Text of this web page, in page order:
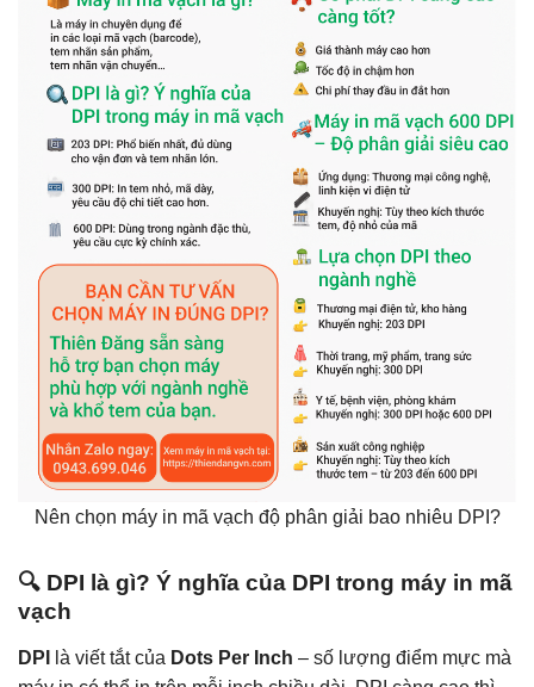
Nên chọn máy in mã vạch độ phân giải bao nhiêu DPI?
🔍 DPI là gì? Ý nghĩa của DPI trong máy in mã
vạch
DPI là viết tắt của Dots Per Inch – số lượng điểm mực mà